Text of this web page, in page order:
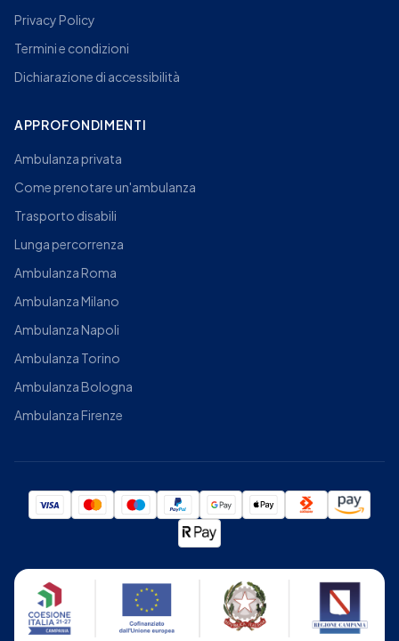
Privacy Policy
Termini e condizioni
Dichiarazione di accessibilità
APPROFONDIMENTI
Ambulanza privata
Come prenotare un'ambulanza
Trasporto disabili
Lunga percorrenza
Ambulanza Roma
Ambulanza Milano
Ambulanza Napoli
Ambulanza Torino
Ambulanza Bologna
Ambulanza Firenze